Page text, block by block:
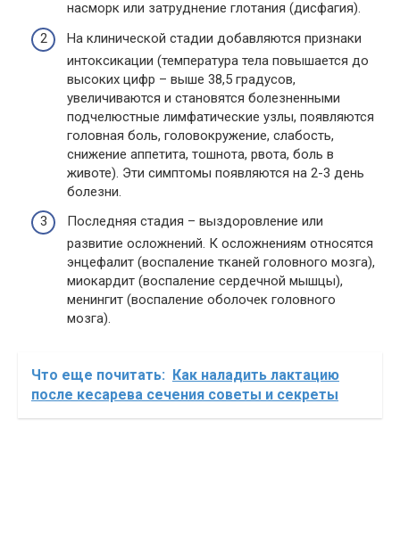
насморк или затруднение глотания (дисфагия).
На клинической стадии добавляются признаки
интоксикации (температура тела повышается до
высоких цифр – выше 38,5 градусов,
увеличиваются и становятся болезненными
подчелюстные лимфатические узлы, появляются
головная боль, головокружение, слабость,
снижение аппетита, тошнота, рвота, боль в
животе). Эти симптомы появляются на 2-3 день
болезни.
Последняя стадия – выздоровление или
развитие осложнений. К осложнениям относятся
энцефалит (воспаление тканей головного мозга),
миокардит (воспаление сердечной мышцы),
менингит (воспаление оболочек головного
мозга).
Что еще почитать: Как наладить лактацию
после кесарева сечения советы и секреты